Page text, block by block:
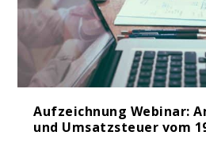
Aufzeichnung Webinar:
und Umsatzsteuer vom